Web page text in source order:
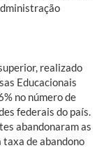
realizado
Educacionais
no número de
federais do país.
abandonaram as
de abandono